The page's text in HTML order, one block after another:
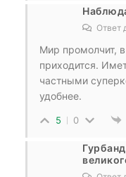
Ответ
Мир промолчит,
приходится.
частными
удобнее.
5 0